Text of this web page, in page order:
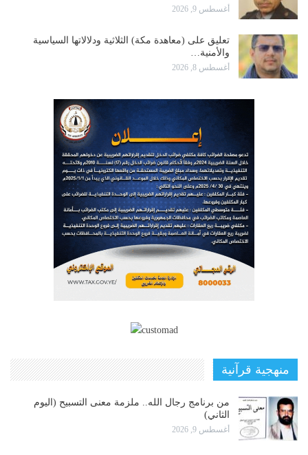
أغسطس 9, 2026
تعليق على (معاهدة مكة) الثلاثية ودلالاتها السياسية
والأمنية…
أغسطس 8, 2026
منهجية قرآنية
من برنامج رجال الله.. ملزمة معنى التسبيح (اليوم
الثاني)
أغسطس 9, 2026